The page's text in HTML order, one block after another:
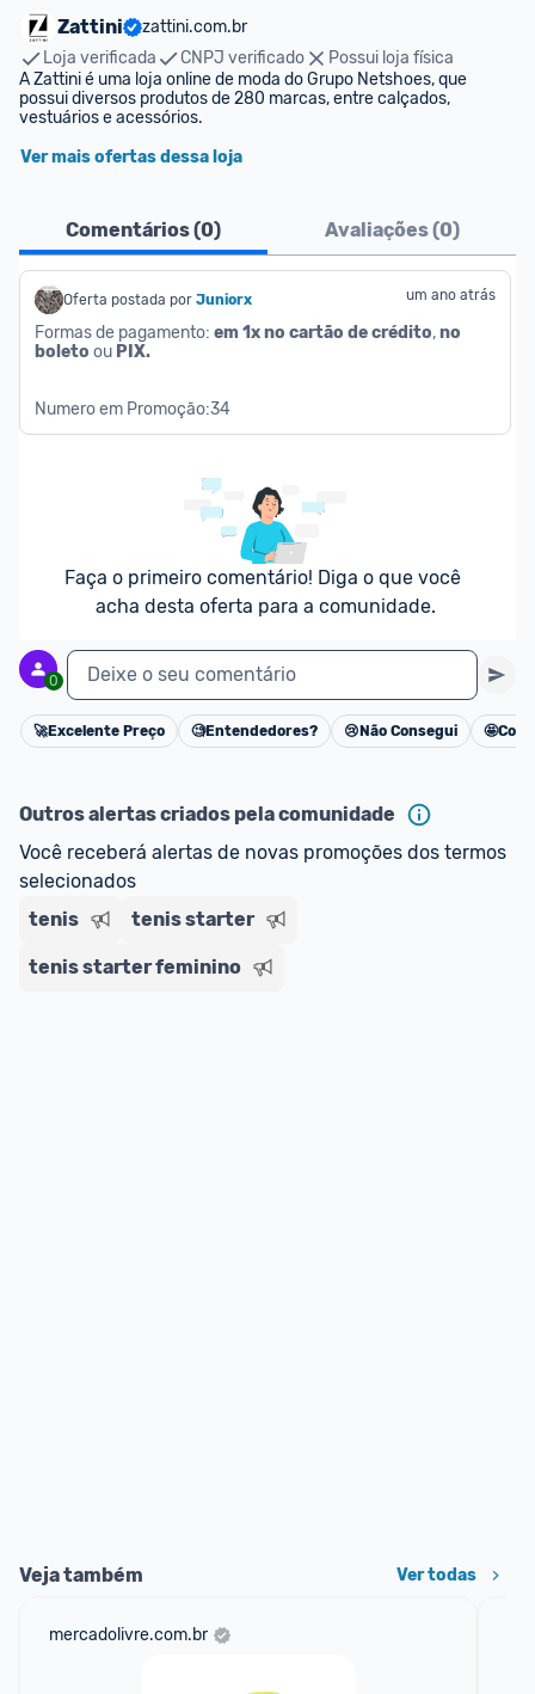
Zattini
zattini.com.br
Loja verificada
CNPJ verificado
Possui loja física
A Zattini é uma loja online de moda do Grupo Netshoes, que
possui diversos produtos de 280 marcas, entre calçados,
vestuários e acessórios.
Ver mais ofertas dessa loja
Comentários (0) Avaliações (0)
Oferta postada por Juniorx um ano atrás
Formas de pagamento: em 1x no cartão de crédito, no
boleto ou PIX.
Numero em Promoção:34
Faça o primeiro comentário! Diga o que você
acha desta oferta para a comunidade.
0 Deixe o seu comentário
Cancelar
🚀Excelente Preço 🧐Entendedores? 😢 Não Consegui 🤩
Outros alertas criados pela comunidade
Você receberá alertas de novas promoções dos termos
selecionados
tenis
tenis starter
tenis starter feminino
Veja também Ver todas
mercadolivre.com.br